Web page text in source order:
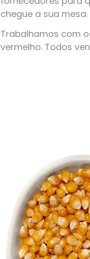
chegue a sua mesa.
Trabalhamos com
vermelho. Todos